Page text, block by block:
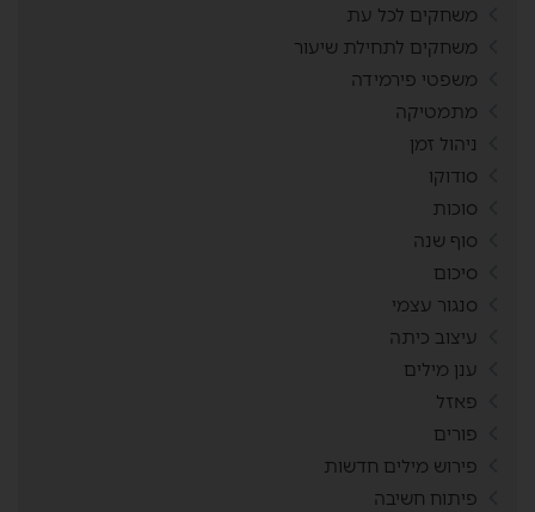
משחקים לכל עת
משחקים לתחילת שיעור
משפטי פירמידה
מתמטיקה
ניהול זמן
סודוקו
סוכות
סוף שנה
סיכום
סנגור עצמי
עיצוב כיתה
ענן מילים
פאזל
פורים
פירוש מילים חדשות
פיתוח חשיבה